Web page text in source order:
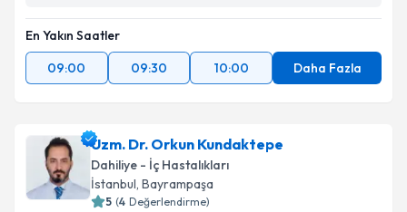
Takvim Talebini Gönder
En Yakın Saatler
09:00
09:30 10:00 Daha Fazla
Uzm. Dr. Orkun Kundaktepe
Dahiliye - İç Hastalıkları
İstanbul, Bayrampaşa
5 (4 Değerlendirme)